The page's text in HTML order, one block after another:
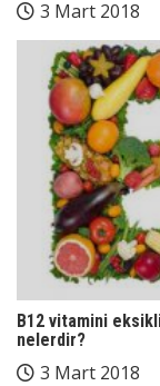
3 Mart 2018
B12 vitamini
nelerdir?
3 Mart 2018